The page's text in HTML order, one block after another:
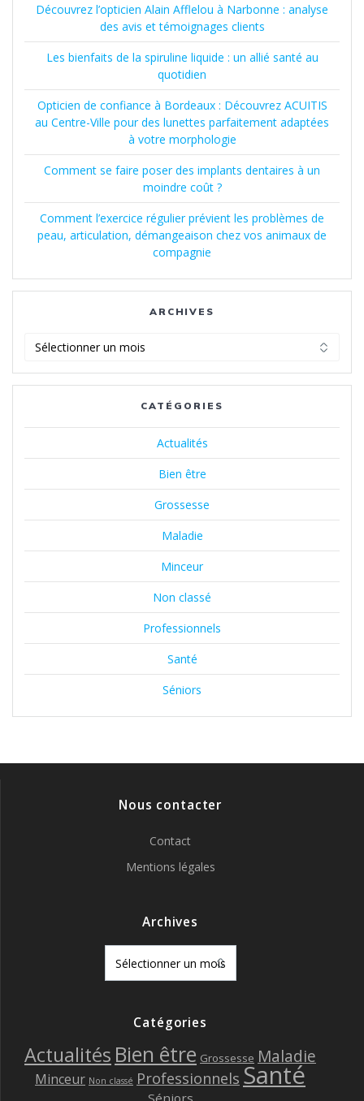
Découvrez l’opticien Alain Afflelou à Narbonne : analyse
des avis et témoignages clients
Les bienfaits de la spiruline liquide : un allié santé au
quotidien
Opticien de confiance à Bordeaux : Découvrez ACUITIS
au Centre-Ville pour des lunettes parfaitement adaptées
à votre morphologie
Comment se faire poser des implants dentaires à un
moindre coût ?
Comment l’exercice régulier prévient les problèmes de
peau, articulation, démangeaison chez vos animaux de
compagnie
ARCHIVES
CATÉGORIES
Actualités
Bien être
Grossesse
Maladie
Minceur
Non classé
Professionnels
Santé
Séniors
Nous contacter
Contact
Mentions légales
Archives
Catégories
Actualités Bien être Grossesse Maladie
Minceur Non classé Professionnels Santé
Séniors